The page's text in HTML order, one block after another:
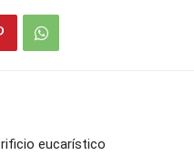
eucarístico